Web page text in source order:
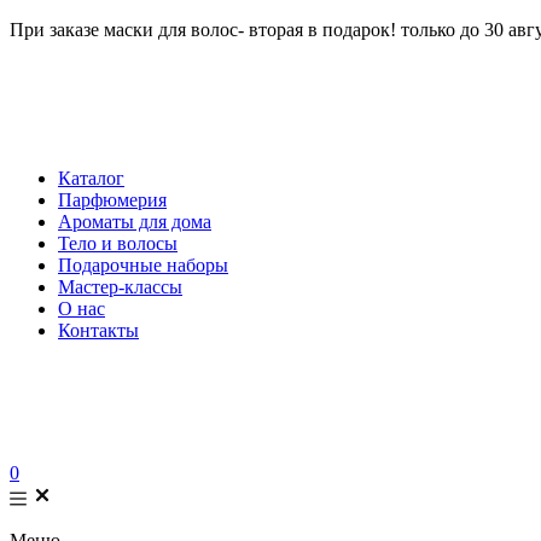
При заказе маски для волос- вторая в подарок! только до 30
Каталог
Парфюмерия
Ароматы для дома
Тело и волосы
Подарочные наборы
Мастер-классы
О нас
Контакты
0